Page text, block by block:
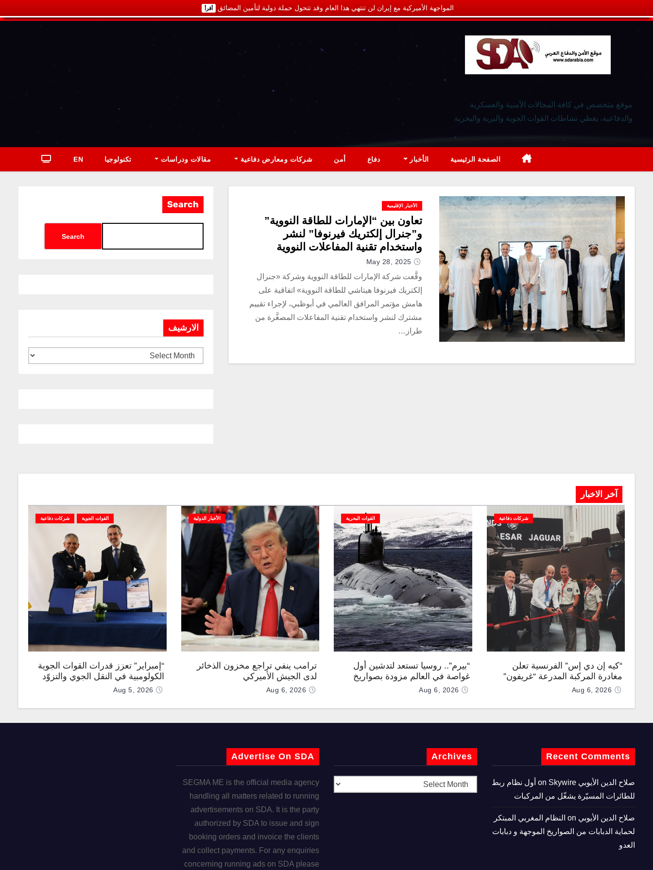
المواجهة الأميركية مع إيران لن تنتهي هذا العام وقد تتحول حملة دولية لتأمين المضائق أقرأ
موقع متخصص في كافة المجالات الأمنية والعسكرية
والدفاعية، يغطي نشاطات القوات الجوية والبرية والبحرية
الصفحة الرئيسية الأخبار دفاع أمن شركات ومعارض دفاعية مقالات ودراسات تكنولوجيا EN
الأخبار الإقليمية
تعاون بين “الإمارات للطاقة النووية”
و”جنرال إلكتريك فيرنوفا” لنشر
واستخدام تقنية المفاعلات النووية
المصغرة “BWRX-300”
May 28, 2025
وقَّعت شركة الإمارات للطاقة النووية وشركة «جنرال
إلكتريك فيرنوفا هيتاشي للطاقة النووية» اتفاقية على
هامش مؤتمر المرافق العالمي في أبوظبي، لإجراء تقييم
مشترك لنشر واستخدام تقنية المفاعلات المصغَّرة من
طراز…
Search
Search
الارشيف
آخر الاخبار
شركات دفاعية
“كيه إن دي إس” الفرنسية تعلن
مغادرة المركبة المدرعة “غريفون”
رقم 1000 لخط الإنتاجAug 6, 2026
القوات البحرية
“بيرم”.. روسيا تستعد لتدشين أول
غواصة في العالم مزودة بصواريخ
كروز فرط صوتية
Aug 6, 2026
الأخبار الدولية
ترامب ينفي تراجع مخزون الذخائر
لدى الجيش الأميركي
Aug 6, 2026
القوات الجوية شركات دفاعية
“إمبراير” تعزز قدرات القوات الجوية
الكولومبية في النقل الجوي والتزوّد
بالوقود جوًا من خلال تزويدها بطائرتي
Aug 5, 2026
Recent Comments
صلاح الدين الأيوبي
Skywire أول نظام ربط
للطائرات المسيّرة يشغّل من المركبات
صلاح الدين الأيوبي
النظام المغربي المبتكر
لحماية الدبابات من الصواريخ الموجهة و دبابات
العدو
Archives
Advertise On SDA
SEGMA ME is the official media agency
handling all matters related to running
advertisements on SDA. It is the party
authorized by SDA to issue and sign
booking orders and invoice the clients
and collect payments. For any enquiries
concerning running ads on SDA please